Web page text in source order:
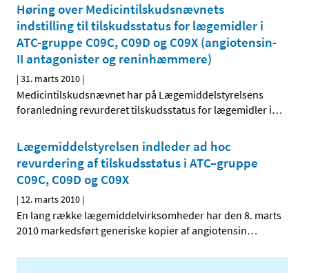
Høring over Medicintilskudsnævnets
indstilling til tilskudsstatus for lægemidler i
ATC-gruppe C09C, C09D og C09X (angiotensin-
II antagonister og reninhæmmere)
|31. marts 2010 |
Medicintilskudsnævnet har på Lægemiddelstyrelsens
foranledning revurderet tilskudsstatus for lægemidler i…
Lægemiddelstyrelsen indleder ad hoc
revurdering af tilskudsstatus i ATC–gruppe
C09C, C09D og C09X
| 12. marts 2010 |
En lang række lægemiddelvirksomheder har den 8. marts
2010 markedsført generiske kopier af angiotensin…